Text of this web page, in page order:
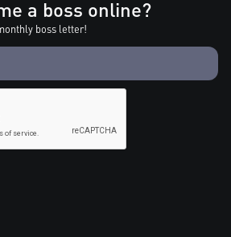
a boss online?
boss letter!